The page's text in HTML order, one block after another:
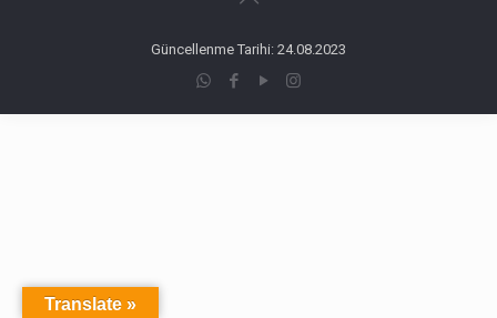
Güncellenme Tarihi: 24.08.2023
Translate »